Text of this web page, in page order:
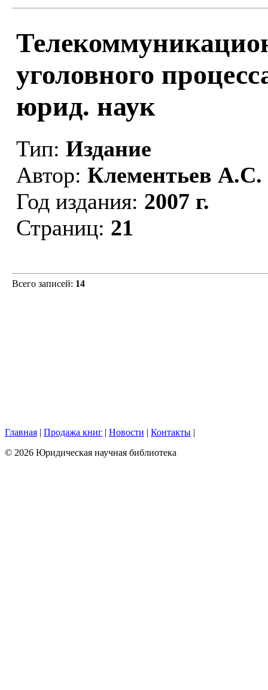
уголовного
юрид. наук
Тип: Издание
Автор: Клементьев А.С.
Год издания: 2007 г.
Страниц: 21
Всего записей: 14
Главная | Продажа книг | Новости | Контакты |
© 2026 Юридическая научная библиотека